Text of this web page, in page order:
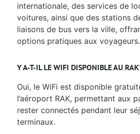
internationale, des services de
voitures, ainsi que des stations
liaisons de bus vers la ville,
options pratiques aux voyageurs.
Y A-T-IL LE WIFI DISPONIBLE AU
Oui, le WiFi est disponible
l’aéroport RAK, permettant aux
rester connectés pendant leur
terminaux.